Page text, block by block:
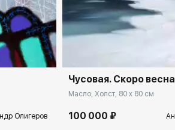
Олигеров
Чусовая. Скоро весна
Масло, Холст, 80 x 80 см
100 000 ₽